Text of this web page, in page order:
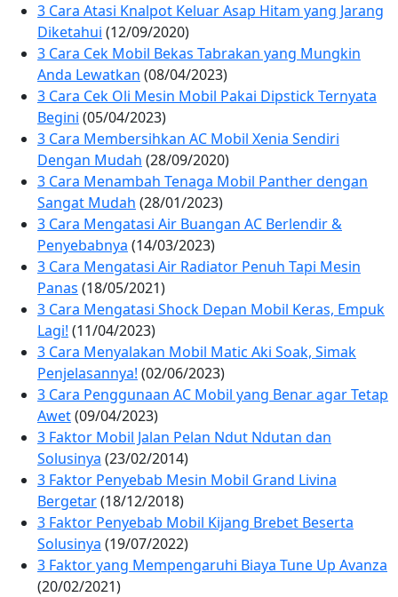
3 Cara Atasi Knalpot Keluar Asap Hitam yang Jarang
Diketahui (12/09/2020)
3 Cara Cek Mobil Bekas Tabrakan yang Mungkin
Anda Lewatkan (08/04/2023)
3 Cara Cek Oli Mesin Mobil Pakai Dipstick Ternyata
Begini (05/04/2023)
3 Cara Membersihkan AC Mobil Xenia Sendiri
Dengan Mudah (28/09/2020)
3 Cara Menambah Tenaga Mobil Panther dengan
Sangat Mudah (28/01/2023)
3 Cara Mengatasi Air Buangan AC Berlendir &
Penyebabnya (14/03/2023)
3 Cara Mengatasi Air Radiator Penuh Tapi Mesin
Panas (18/05/2021)
3 Cara Mengatasi Shock Depan Mobil Keras, Empuk
Lagi! (11/04/2023)
3 Cara Menyalakan Mobil Matic Aki Soak, Simak
Penjelasannya! (02/06/2023)
3 Cara Penggunaan AC Mobil yang Benar agar Tetap
Awet(09/04/2023)
3 Faktor Mobil Jalan Pelan Ndut Ndutan dan
Solusinya (23/02/2014)
3 Faktor Penyebab Mesin Mobil Grand Livina
Bergetar(18/12/2018)
3 Faktor Penyebab Mobil Kijang Brebet Beserta
Solusinya (19/07/2022)
3 Faktor yang Mempengaruhi Biaya Tune Up Avanza
(20/02/2021)